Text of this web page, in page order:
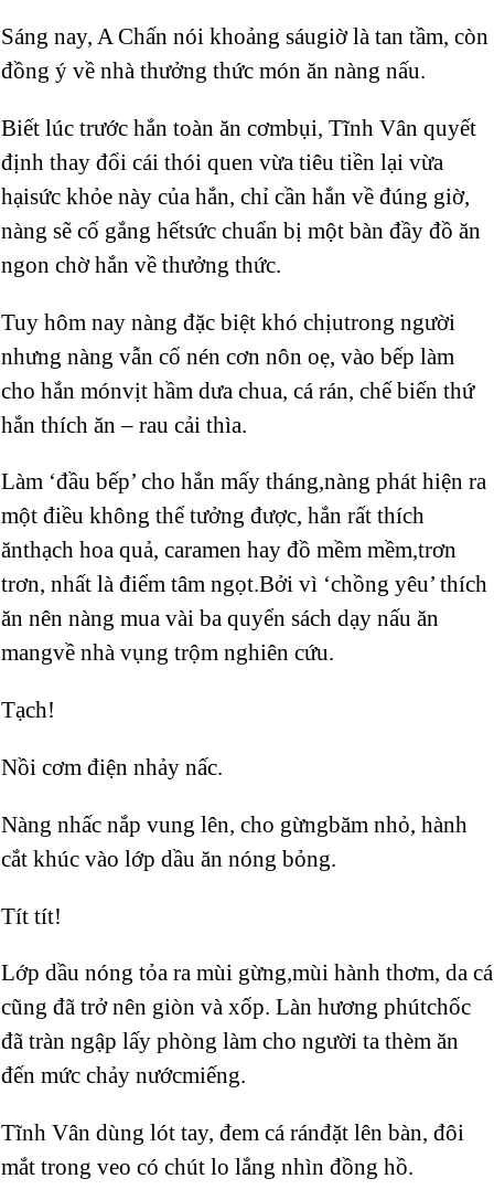
Sáng nay, A Chấn nói khoảng sáugiờ là tan tầm, còn
đồng ý về nhà thưởng thức món ăn nàng nấu.
Biết lúc trước hắn toàn ăn cơmbụi, Tĩnh Vân quyết
định thay đổi cái thói quen vừa tiêu tiền lại vừa
hạisức khỏe này của hắn, chỉ cần hắn về đúng giờ,
nàng sẽ cố gắng hếtsức chuẩn bị một bàn đầy đồ ăn
ngon chờ hắn về thưởng thức.
Tuy hôm nay nàng đặc biệt khó chịutrong người
nhưng nàng vẫn cố nén cơn nôn oẹ, vào bếp làm
cho hắn mónvịt hầm dưa chua, cá rán, chế biến thứ
hắn thích ăn – rau cải thìa.
Làm ‘đầu bếp’ cho hắn mấy tháng,nàng phát hiện ra
một điều không thể tưởng được, hắn rất thích
ănthạch hoa quả, caramen hay đồ mềm mềm,trơn
trơn, nhất là điểm tâm ngọt.Bởi vì ‘chồng yêu’ thích
ăn nên nàng mua vài ba quyển sách dạy nấu ăn
mangvề nhà vụng trộm nghiên cứu.
Tạch!
Nồi cơm điện nhảy nấc.
Nàng nhấc nắp vung lên, cho gừngbăm nhỏ, hành
cắt khúc vào lớp dầu ăn nóng bỏng.
Tít tít!
Lớp dầu nóng tỏa ra mùi gừng,mùi hành thơm, da cá
cũng đã trở nên giòn và xốp. Làn hương phútchốc
đã tràn ngập lấy phòng làm cho người ta thèm ăn
đến mức chảy nướcmiếng.
Tĩnh Vân dùng lót tay, đem cá ránđặt lên bàn, đôi
mắt trong veo có chút lo lắng nhìn đồng hồ.